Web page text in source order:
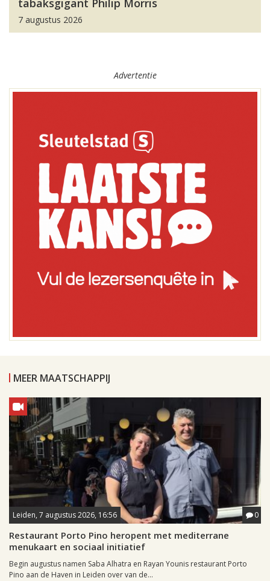
tabaksgigant Philip Morris
7 augustus 2026
Advertentie
MEER MAATSCHAPPIJ
Leiden, 7 augustus 2026, 16:56 0
Restaurant Porto Pino heropent met mediterrane
menukaart en sociaal initiatief
Begin augustus namen Saba Alhatra en Rayan Younis restaurant Porto
Pino aan de Haven in Leiden over van de...